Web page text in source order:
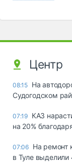
Центр
08:15 На
Судогодском
07:19 КАЗ
на 20%
07:06 На ремонт
в Туле